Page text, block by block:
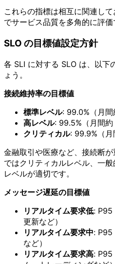
これらの指標は相互に関連し
でサービス品質を多角的に評価
SLO の目標値設定方針
各 SLI に対する SLO は、以下
ょう。
接続維持率の目標値
標準レベル: 99.0%（月間
高レベル: 99.5%（月間約
クリティカル: 99.9%（月
金融取引や医療など、接続断
ではクリティカルレベル、一
レベルが適切です。
メッセージ遅延の目標値
リアルタイム要求低: P95
更新など）
リアルタイム要求中: P95
など）
リアルタイム要求高: P95